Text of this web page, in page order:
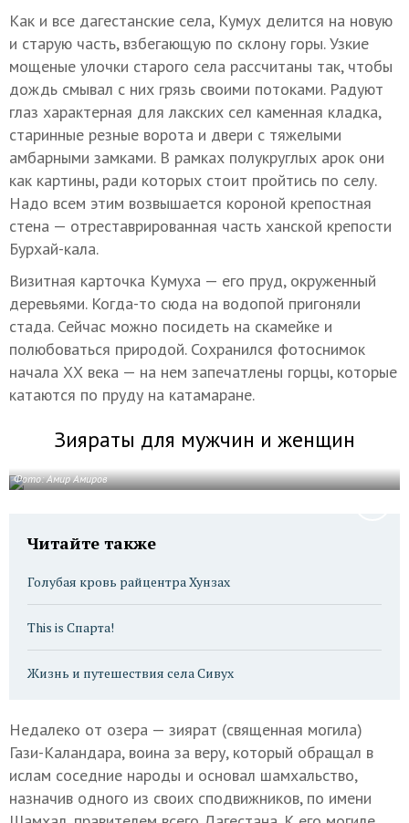
Как и все дагестанские села, Кумух делится на новую
и старую часть, взбегающую по склону горы. Узкие
мощеные улочки старого села рассчитаны так, чтобы
дождь смывал с них грязь своими потоками. Радуют
глаз характерная для лакских сел каменная кладка,
старинные резные ворота и двери с тяжелыми
амбарными замками. В рамках полукруглых арок они
как картины, ради которых стоит пройтись по селу.
Надо всем этим возвышается короной крепостная
стена — отреставрированная часть ханской крепости
Бурхай-кала.
Визитная карточка Кумуха — его пруд, окруженный
деревьями. Когда-то сюда на водопой пригоняли
стада. Сейчас можно посидеть на скамейке и
полюбоваться природой. Сохранился фотоснимок
начала ХХ века — на нем запечатлены горцы, которые
катаются по пруду на катамаране.
Зияраты для мужчин и женщин
Фото: Амир Амиров
Читайте также
Голубая кровь райцентра Хунзах
This is Спарта!
Жизнь и путешествия села Сивух
Недалеко от озера — зиярат (священная могила)
Гази-Каландара, воина за веру, который обращал в
ислам соседние народы и основал шамхальство,
назначив одного из своих сподвижников, по имени